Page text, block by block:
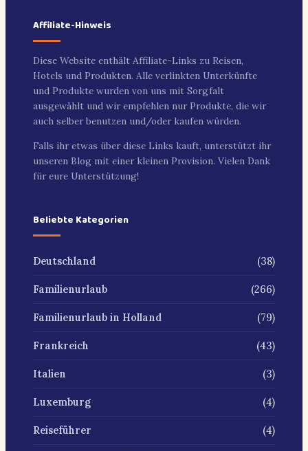
Affiliate-Hinweis
Diese Website enthält Affiliate-Links zu Reisen,
Hotels und Produkten. Alle verlinkten Unterkünfte
und Produkte wurden von uns mit Sorgfalt
ausgewählt und wir empfehlen nur Produkte, die wir
auch selber benutzen und/oder kaufen würden.
Falls ihr etwas über diese Links kauft, unterstützt ihr
unseren Blog mit einer kleinen Provision. Vielen Dank
für eure Unterstützung!
Beliebte Kategorien
Deutschland (38)
Familienurlaub (266)
Familienurlaub in Holland (79)
Frankreich (43)
Italien (3)
Luxemburg (4)
Reiseführer (4)